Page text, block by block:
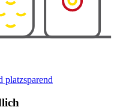
platzsparend